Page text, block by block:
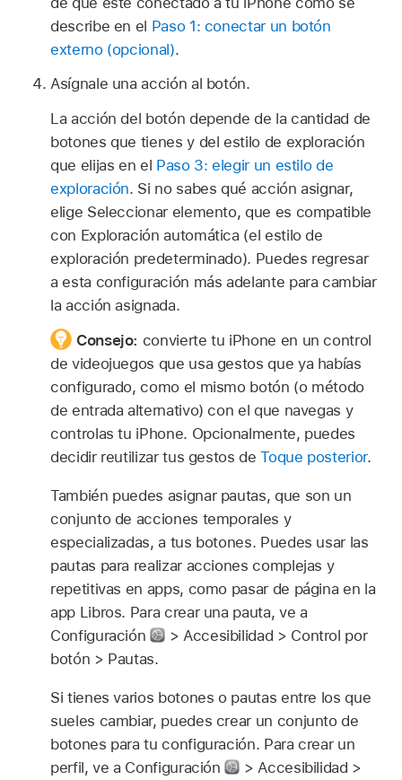
describe en el Paso 1: conectar un botón
externo (opcional).
Asígnale una acción al botón.
La acción del botón depende de la cantidad de
botones que tienes y del estilo de exploración
que elijas en el Paso 3: elegir un estilo de
exploración. Si no sabes qué acción asignar,
elige Seleccionar elemento, que es compatible
con Exploración automática (el estilo de
exploración predeterminado). Puedes regresar
a esta configuración más adelante para cambiar
la acción asignada.
Consejo: convierte tu iPhone en un control
de videojuegos que usa gestos que ya habías
configurado, como el mismo botón (o método
de entrada alternativo) con el que navegas y
controlas tu iPhone. Opcionalmente, puedes
decidir reutilizar tus gestos deToque posterior.
También puedes asignar pautas, que son un
conjunto de acciones temporales y
especializadas, a tus botones. Puedes usar las
pautas para realizar acciones complejas y
repetitivas en apps, como pasar de página en la
app Libros. Para crear una pauta, ve a
Configuración
> Accesibilidad > Control por
botón > Pautas.
Si tienes varios botones o pautas entre los que
sueles cambiar, puedes crear un conjunto de
botones para tu configuración. Para crear un
perfil, ve a Configuración
> Accesibilidad >